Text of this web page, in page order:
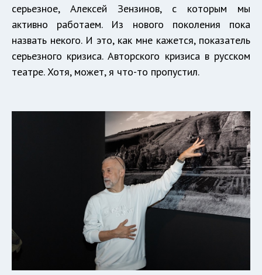
серьезное, Алексей Зензинов, с которым мы
активно работаем. Из нового поколения пока
назвать некого. И это, как мне кажется, показатель
серьезного кризиса. Авторского кризиса в русском
театре. Хотя, может, я что-то пропустил.